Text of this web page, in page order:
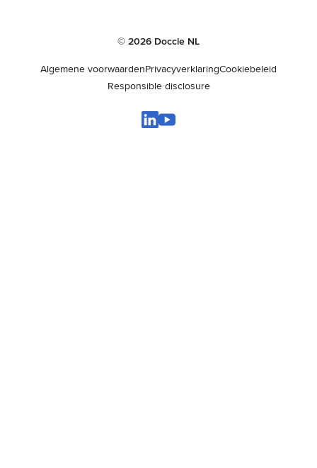
© 2026 Doccle NL
Algemene voorwaardenPrivacyverklaringCookiebeleid
Responsible disclosure